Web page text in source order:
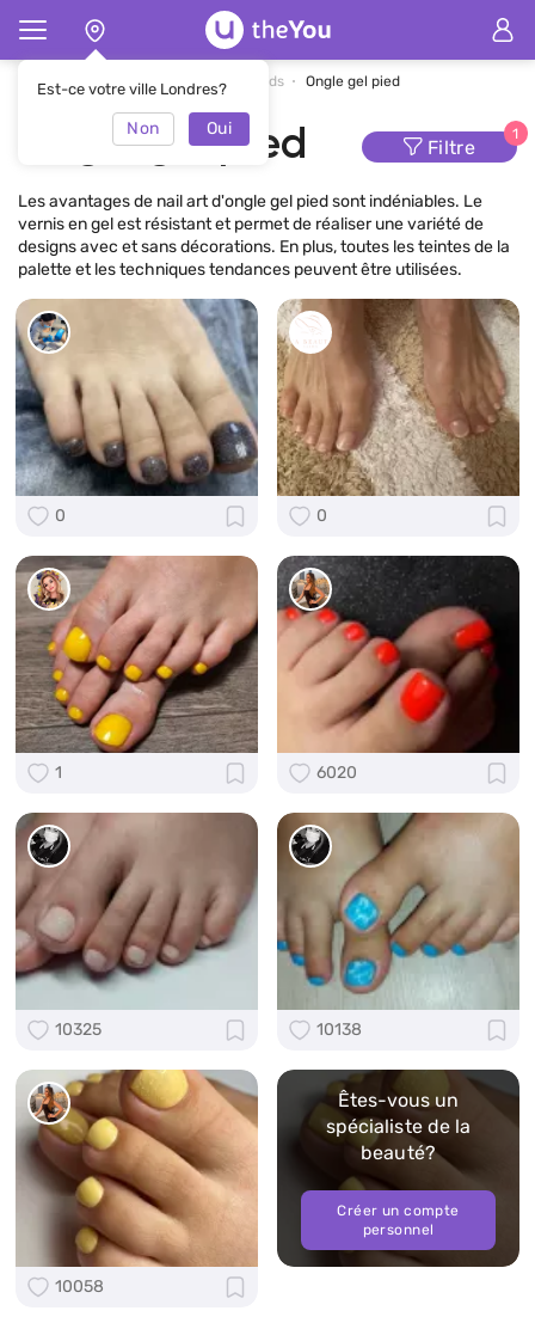
Est-ce votre ville Londres?
Non Oui
Page d'accueil Nail art pour les pieds Ongle gel pied
Ongle gel pied Filtre
1
Les avantages de nail art d'ongle gel pied sont indéniables. Le
vernis en gel est résistant et permet de réaliser une variété de
designs avec et sans décorations. En plus, toutes les teintes de la
palette et les techniques tendances peuvent être utilisées.
0 0
1 6020
10325 10138
10058
Êtes-vous un
spécialiste de la
beauté?
Créer un compte
personnel